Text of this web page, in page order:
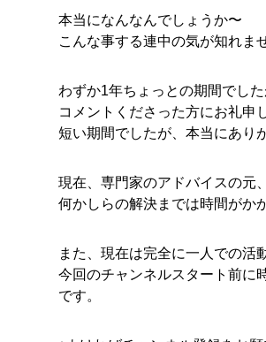
本当になんなんでしょうか〜
こんな事する連中の気が知れま
わずか1年ちょっとの期間でし
コメントくださった方にお礼申
短い期間でしたが、本当にあり
現在、専門家のアドバイスの元
何かしらの解決までは時間がか
また、現在は完全に一人での活
今回のチャンネルスタート前に
です。